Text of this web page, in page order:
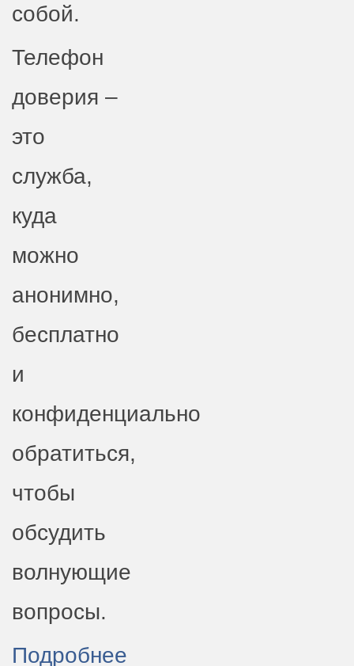
собой.
Телефон
доверия –
это
служба,
куда
можно
анонимно,
бесплатно
и
конфиденциально
обратиться,
чтобы
обсудить
волнующие
вопросы.​
Подробнее